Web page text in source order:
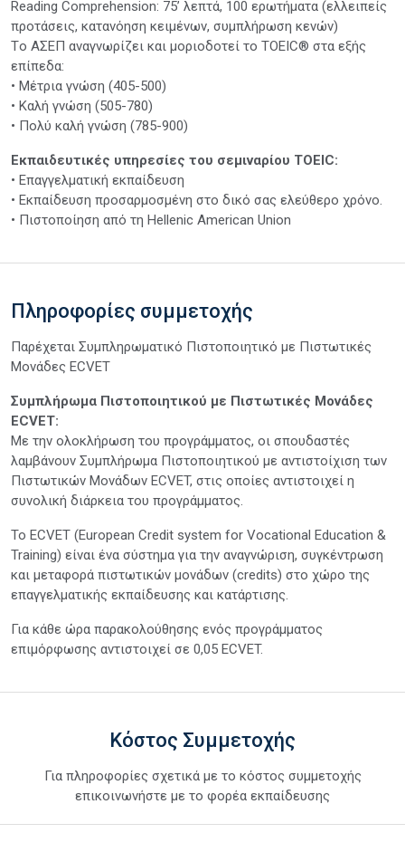
Reading Comprehension: 75’ λεπτά, 100 ερωτήματα (ελλειπείς
προτάσεις, κατανόηση κειμένων, συμπλήρωση κενών)
Tο ΑΣΕΠ αναγνωρίζει και μοριοδοτεί το ΤΟΕΙC® στα εξής
επίπεδα:
• Μέτρια γνώση (405-500)
• Καλή γνώση (505-780)
• Πολύ καλή γνώση (785-900)
Εκπαιδευτικές υπηρεσίες του σεμιναρίου TOEIC:
• Επαγγελματική εκπαίδευση
• Εκπαίδευση προσαρμοσμένη στο δικό σας ελεύθερο χρόνο.
• Πιστοποίηση από τη Hellenic American Union
Πληροφορίες συμμετοχής
Παρέχεται Συμπληρωματικό Πιστοποιητικό με Πιστωτικές
Μονάδες ECVET
Συμπλήρωμα Πιστοποιητικού με Πιστωτικές Μονάδες
ECVET:
Με την ολοκλήρωση του προγράμματος, οι σπουδαστές
λαμβάνουν Συμπλήρωμα Πιστοποιητικού με αντιστοίχιση των
Πιστωτικών Μονάδων ECVET, στις οποίες αντιστοιχεί η
συνολική διάρκεια του προγράμματος.
Το ECVET (European Credit system for Vocational Education &
Training) είναι ένα σύστημα για την αναγνώριση, συγκέντρωση
και μεταφορά πιστωτικών μονάδων (credits) στο χώρο της
επαγγελματικής εκπαίδευσης και κατάρτισης.
Για κάθε ώρα παρακολούθησης ενός προγράμματος
επιμόρφωσης αντιστοιχεί σε 0,05 ECVET.
Κόστος Συμμετοχής
Για πληροφορίες σχετικά με το κόστος συμμετοχής
επικοινωνήστε με το φορέα εκπαίδευσης